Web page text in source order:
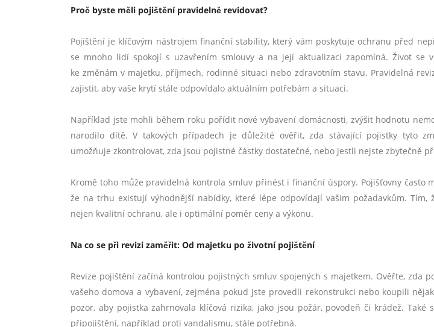
Proč byste měli pojištění pravidelně revidovat?
Pojištění je klíčovým nástrojem finanční stability, který vám poskytuje ochranu před
se mnoho lidí spokojí s uzavřením smlouvy a na její aktualizaci zapomíná. Život se
ke změnám v majetku, příjmech, rodinné situaci nebo zdravotním stavu. Pravidelná
zajistit, aby vaše krytí stále odpovídalo aktuálním potřebám a situaci.
Například jste mohli během roku pořídit nové vybavení domácnosti, zvýšit hodnotu
narodilo dítě. V takových případech je důležité ověřit, zda stávající pojistky tyto
umožňuje zkontrolovat, zda jsou pojistné částky dostatečné, nebo jestli nejste zbytečně
Kromě toho může pravidelná kontrola smluv přinést i finanční úspory. Pojišťovny často
že na trhu existují výhodnější nabídky, které lépe odpovídají vašim požadavkům. Tím,
nejen kvalitní ochranu, ale i optimální poměr ceny a výkonu.
Na co se při revizi zaměřit: Od majetku po životní pojištění
Revize pojištění začíná kontrolou pojistných smluv spojených s majetkem. Ověřte, zda
vašeho domova a vybavení, zejména pokud jste provedli rekonstrukci nebo koupili
pozor, aby pojistka zahrnovala klíčová rizika, jako jsou požár, povodeň či krádež. Také
připojištění, například proti vandalismu, stále potřebná.